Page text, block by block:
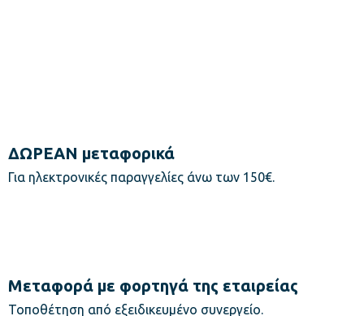
ΔΩΡΕΑΝ μεταφορικά
Για ηλεκτρονικές παραγγελίες άνω των 150€.
Μεταφορά με φορτηγά της εταιρείας
Τοποθέτηση από εξειδικευμένο συνεργείο.